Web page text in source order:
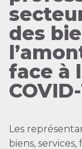
des
face à
Les
biens,